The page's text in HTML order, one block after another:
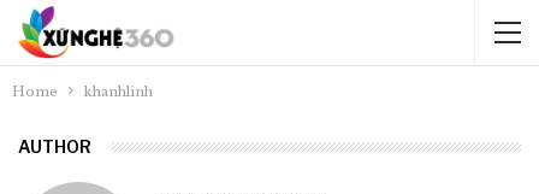
Home khanhlinh
AUTHOR